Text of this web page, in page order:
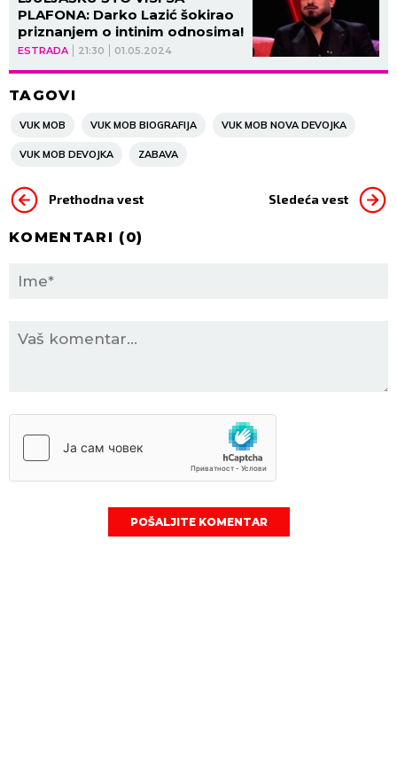
ESTRADA 21:30 01.05.2024
PLAFONA: Darko Lazić šokirao
priznanjem o intinim odnosima!
TAGOVI
VUK MOB VUK MOB BIOGRAFIJA VUK MOB NOVA DEVOJKA
VUK MOB DEVOJKA ZABAVA
Prethodna vest Sledeća vest
KOMENTARI (0)
POŠALJITE KOMENTAR